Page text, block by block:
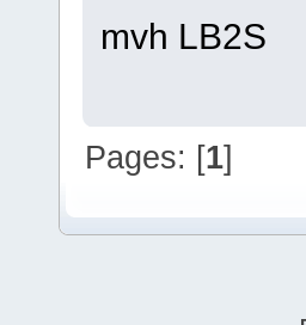
mvh LB2S
Pages: [1]